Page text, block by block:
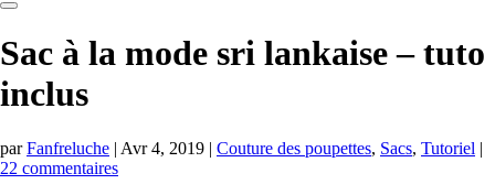
Sac à la mode sri lankaise – tuto
inclus
parFanfreluche | Avr 4, 2019 | Couture des poupettes, Sacs, Tutoriel |
22 commentaires